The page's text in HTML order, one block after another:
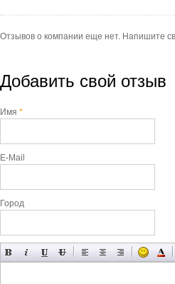
Отзывов о компании еще нет. Напишите
Добавить свой отзыв
Имя *
E-Mail
Город